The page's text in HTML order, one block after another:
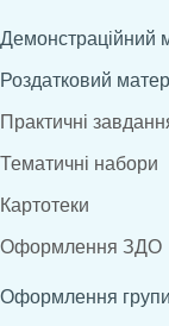
Демонстраційний
Роздатковий
Практичні
Тематичні набори
Картотеки
Оформлення ЗДО
Оформлення групи